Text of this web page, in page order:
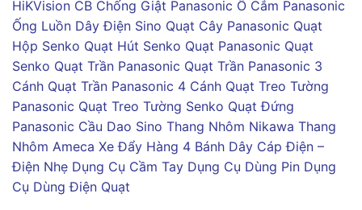
HiKVision CB Chống Giật Panasonic Ổ Cắm Panasonic
Ống Luồn Dây Điện Sino Quạt Cây Panasonic Quạt
Hộp Senko Quạt Hút Senko Quạt Panasonic Quạt
Senko Quạt Trần Panasonic Quạt Trần Panasonic 3
Cánh Quạt Trần Panasonic 4 Cánh Quạt Treo Tường
Panasonic Quạt Treo Tường Senko Quạt Đứng
Panasonic Cầu Dao Sino Thang Nhôm Nikawa Thang
Nhôm Ameca Xe Đẩy Hàng 4 Bánh Dây Cáp Điện –
Điện Nhẹ Dụng Cụ Cầm Tay Dụng Cụ Dùng Pin Dụng
Cụ Dùng Điện Quạt